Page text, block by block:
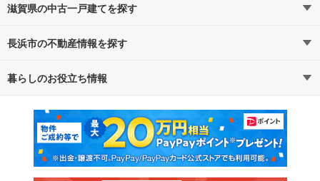
滋賀県の中古一戸建てを探す
路線・駅から探す
通勤・通学時間から探す
長浜市の不動産情報を探す
不動産・住宅
新築マンション 中古マンション
新築一戸建て 中古一戸建て
暮らしのお役立ち情報
マンションカタログ 教えて！住まいの先生